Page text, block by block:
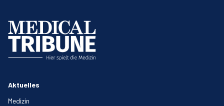
Aktuelles
Medizin